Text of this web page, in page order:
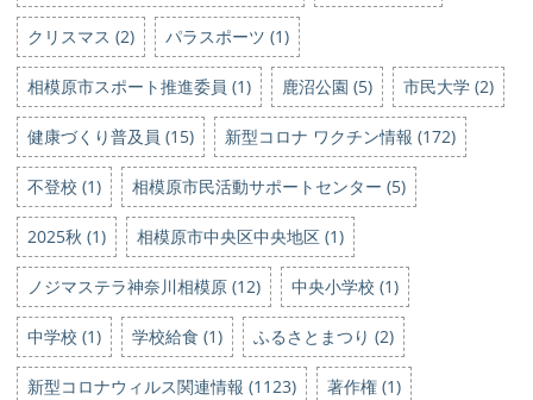
クリスマス (2) パラスポーツ (1)
相模原市スポート推進委員 (1) 鹿沼公園 (5) 市民大学 (2)
健康づくり普及員 (15) 新型コロナ ワクチン情報 (172)
不登校 (1) 相模原市民活動サポートセンター (5)
2025秋 (1) 相模原市中央区中央地区 (1)
ノジマステラ神奈川相模原 (12) 中央小学校 (1)
中学校 (1) 学校給食 (1) ふるさとまつり (2)
新型コロナウィルス関連情報 (1123) 著作権 (1)